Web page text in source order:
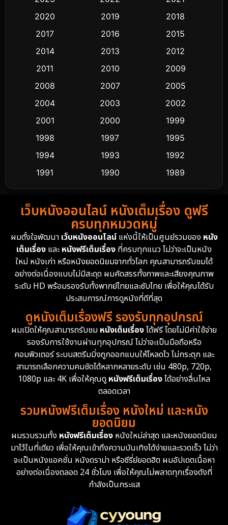
Classic หนังคลาสสิก
Comedy ตลก 428
Crime อาชญากรรม 503
Cult Film
Dance เต้น
Detective สืบสวน
Detective สืบสวน
Disney+ 4
Documentary สารคดี 93
Drama ดราม่า
Dystopian 16
Emotional 61
Epic มหากาพย์ 213
Family ครอบครัว 359
Fantasy จินตนาการ 319
Fiction 9
2020
2019
2018
2017
2016
2015
2014
2013
2012
2011
2010
2009
2008
2007
2005
2004
2003
2002
2001
2000
1999
1998
1997
1995
1994
1993
1992
1991
1990
1989
1988
1986
1985
1983
1982
1981
1974
1962
เว็บหนังออนไลน์ หนังเต็มเรื่อง ดูฟรี
ครบทุกหมวดหมู่
ผมตั้งใจพัฒนา เว็บหนังออนไลน์แห่งนี้ให้เป็นศูนย์รวมของ หนัง
เต็มเรื่อง และหนังฟรีเต็มเรื่อง ที่ครบทุกแนว ไม่ว่าจะเป็นหนัง
ใหม่ หนังเก่า หรือหนังยอดนิยมจากทั่วโลก คุณสามารถรับชมได้
อย่างต่อเนื่องแบบไม่มีสะดุด ผมคัดสรรทั้งภาพและเสียงคุณภาพ
ระดับ HD พร้อมรองรับทั้งพากย์ไทยและซับไทย เพื่อให้คุณได้รับ
ประสบการณ์การดูหนังที่ดีที่สุด
ดูหนังเต็มเรื่องฟรี รองรับทุกอุปกรณ์
ผมเปิดให้คุณสามารถรับชม หนังเต็มเรื่องได้ฟรี โดยไม่มีค่าใช้จ่าย
รองรับการใช้งานผ่านทุกอุปกรณ์ ไม่ว่าจะเป็นมือถือหรือ
คอมพิวเตอร์ ระบบสตรีมมิ่งถูกออกแบบให้โหลดไว ไม่กระตุก และ
สามารถเลือกความคมชัดได้หลากหลายระดับ เช่น 480p, 720p,
1080p และ 4K เพื่อให้คุณดูหนังฟรีเต็มเรื่องได้อย่างลื่นไหล
ตลอดเวลา
รวมหนังฟรีเต็มเรื่อง หนังใหม่ และหนัง
ยอดนิยม
ผมรวบรวมทั้ง หนังฟรีเต็มเรื่อง หนังใหม่ล่าสุด และหนังยอดนิยม
มาไว้ในที่เดียว เพื่อให้คุณเข้าถึงความบันเทิงได้ง่ายและรวดเร็ว ไม่ว่า
จะเป็นหนังแอคชั่น หนังดราม่า หรือซีรี่ย์ยอดฮิต ผมอัปเดตเนื้อหา
อย่างต่อเนื่องตลอด 24 ชั่วโมง เพื่อให้คุณไม่พลาดทุกเรื่องดังที่
กำลังเป็นกระแส